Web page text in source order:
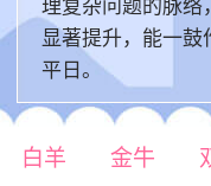
理复杂问题的脉络
显著提升，能一
平日。
白羊 金牛